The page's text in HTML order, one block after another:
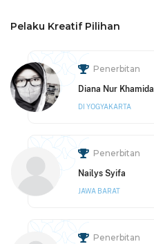
Pelaku Kreatif Pilihan
Penerbitan
Diana Nur Khamida
DI YOGYAKARTA
Penerbitan
Nailys Syifa
JAWA BARAT
Penerbitan